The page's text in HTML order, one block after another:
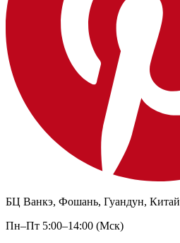
БЦ Ванкэ, Фошань, Гуандун, Китай
Пн–Пт 5:00–14:00 (Мск)